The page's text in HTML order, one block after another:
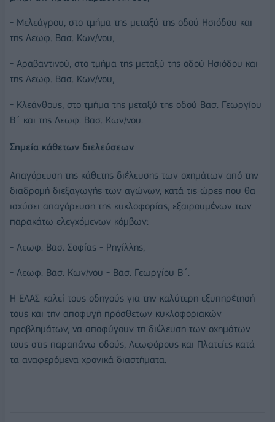
- Μελεάγρου, στο τμήμα της μεταξύ της οδού Ησιόδου και
της Λεωφ. Βασ. Κων/νου,
- Αραβαντινού, στο τμήμα της μεταξύ της οδού Ησιόδου και
της Λεωφ. Βασ. Κων/νου,
- Κλεάνθους, στο τμήμα της μεταξύ της οδού Βασ. Γεωργίου
Β΄ και της Λεωφ. Βασ. Κων/νου.
Σημεία κάθετων διελεύσεων
Απαγόρευση της κάθετης διέλευσης των οχημάτων από την
διαδρομή διεξαγωγής των αγώνων, κατά τις ώρες που θα
ισχύσει απαγόρευση της κυκλοφορίας, εξαιρουμένων των
παρακάτω ελεγχόμενων κόμβων:
- Λεωφ. Βασ. Σοφίας - Ρηγίλλης,
- Λεωφ. Βασ. Κων/νου - Βασ. Γεωργίου Β΄.
Η ΕΛΑΣ καλεί τους οδηγούς για την καλύτερη εξυπηρέτησή
τους και την αποφυγή πρόσθετων κυκλοφοριακών
προβλημάτων, να αποφύγουν τη διέλευση των οχημάτων
τους στις παραπάνω οδούς, Λεωφόρους και Πλατείες κατά
τα αναφερόμενα χρονικά διαστήματα.